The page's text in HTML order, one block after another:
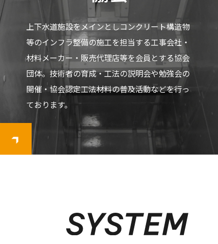
上下水道施設をメインとしコンクリート構造物
等のインフラ整備の施工を担当する工事会社・
材料メーカー・販売代理店等を会員とする協会
団体。技術者の育成・工法の説明会や勉強会の
開催・協会認定工法材料の普及活動などを行っ
ております。